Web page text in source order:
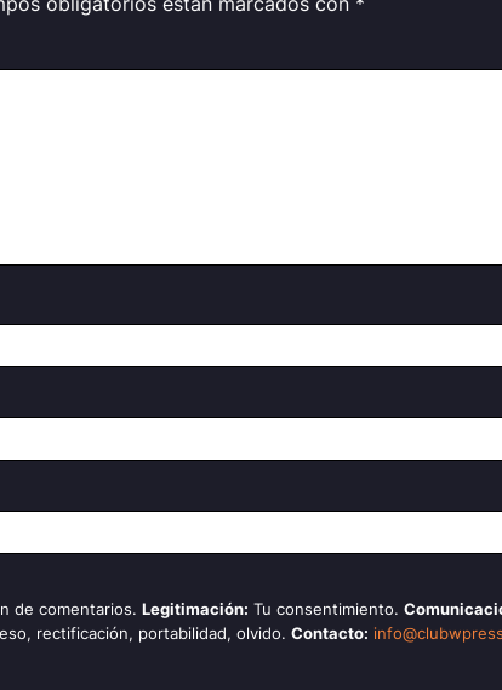
de comentarios. Legitimación: Tu consentimiento.
rectificación, portabilidad, olvido. Contacto: